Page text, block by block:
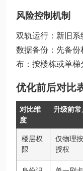
风险控制机制
双轨运行：新旧系
数据备份：先备
布：按楼栋或单梯
优化前后对比
对比维
度
升级前
楼层权
限
仅物理
授权